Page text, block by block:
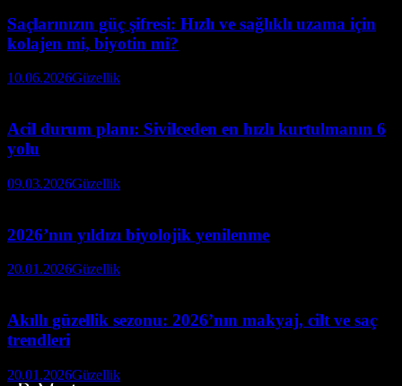
Saçlarınızın güç şifresi: Hızlı ve sağlıklı uzama için
kolajen mi, biyotin mi?
10.06.2026Güzellik
Acil durum planı: Sivilceden en hızlı kurtulmanın 6
yolu
09.03.2026Güzellik
2026’nın yıldızı biyolojik yenilenme
20.01.2026Güzellik
Akıllı güzellik sezonu: 2026’nın makyaj, cilt ve saç
trendleri
20.01.2026Güzellik